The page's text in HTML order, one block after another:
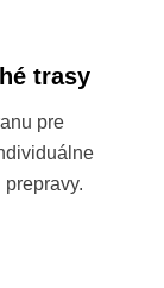
trasy
pre